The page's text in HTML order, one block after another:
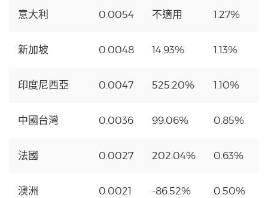
意大利 0.0054 不適用 1.27%
新加坡 0.0048 14.93% 1.13%
印度尼西亞 0.0047 525.20% 1.10%
中國台灣 0.0036 99.06% 0.85%
法國 0.0027 202.04% 0.63%
澳洲 0.0021 -86.52% 0.50%